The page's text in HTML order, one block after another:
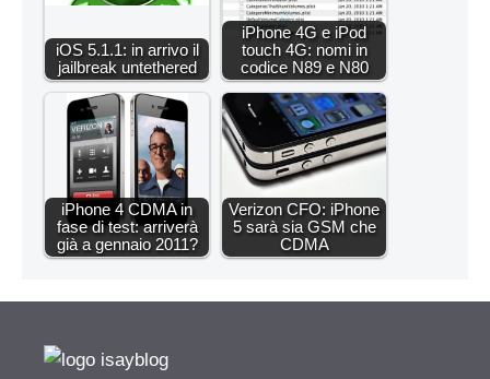
iOS 5.1.1: in arrivo il
jailbreak untethered
iPhone 4G e iPod
touch 4G: nomi in
codice N89 e N80
iPhone 4 CDMA in
fase di test: arriverà
già a gennaio 2011?
Verizon CFO: iPhone
5 sarà sia GSM che
CDMA